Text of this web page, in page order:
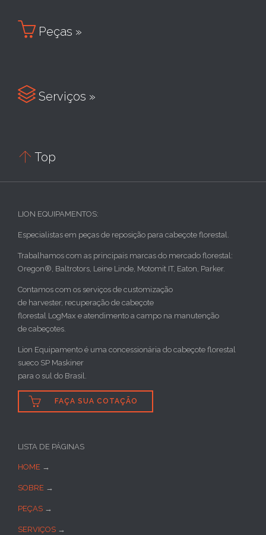
 Peças »
 Serviços »
 Top
LION EQUIPAMENTOS:
Especialistas em peças de reposição para cabeçote florestal.
Trabalhamos com as principais marcas do mercado florestal:
Oregon®, Baltrotors, Leine Linde, Motomit IT, Eaton, Parker.
Contamos com os serviços de customização
de harvester, recuperação de cabeçote
florestal LogMax e atendimento a campo na manutenção
de cabeçotes.
Lion Equipamento é uma concessionária do cabeçote florestal
sueco SP Maskiner
para o sul do Brasil.
 FAÇA SUA COTAÇÃO
LISTA DE PÁGINAS
HOME →
SOBRE →
PEÇAS →
SERVIÇOS →